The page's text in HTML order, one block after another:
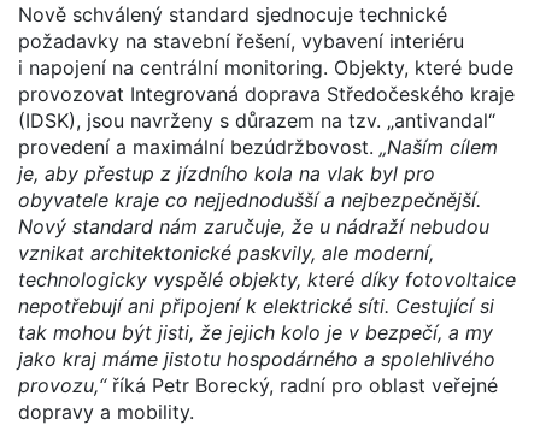
Nově schválený standard sjednocuje technické
požadavky na stavební řešení, vybavení interiéru
i napojení na centrální monitoring. Objekty, které bude
provozovat Integrovaná doprava Středočeského kraje
(IDSK), jsou navrženy s důrazem na tzv. „antivandal“
provedení a maximální bezúdržbovost. „Naším cílem
je, aby přestup z jízdního kola na vlak byl pro
obyvatele kraje co nejjednodušší a nejbezpečnější.
Nový standard nám zaručuje, že u nádraží nebudou
vznikat architektonické paskvily, ale moderní,
technologicky vyspělé objekty, které díky fotovoltaice
nepotřebují ani připojení k elektrické síti. Cestující si
tak mohou být jisti, že jejich kolo je v bezpečí, a my
jako kraj máme jistotu hospodárného a spolehlivého
provozu,“říká Petr Borecký, radní pro oblast veřejné
dopravy a mobility.